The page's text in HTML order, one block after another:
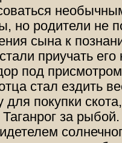
но родители не
сына к
приучать его
под присмотром
стал ездить
для покупки
за